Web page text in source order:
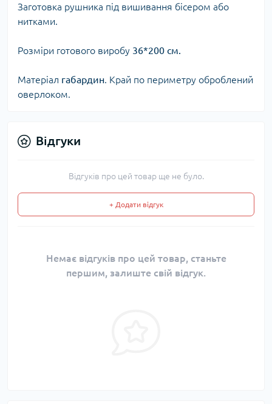
Заготовка рушника під вишивання бісером або
нитками.
Розміри готового виробу 36*200 см.
Матеріал габардин. Край по периметру оброблений
оверлоком.
Відгуки
Відгуків про цей товар ще не було.
+ Додати відгук
Немає відгуків про цей товар, станьте
першим, залиште свій відгук.